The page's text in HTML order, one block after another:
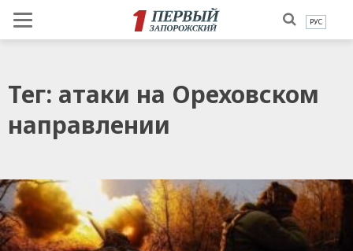
РУС
Тег: атаки на Ореховском
направлении